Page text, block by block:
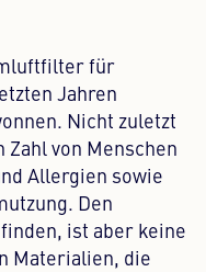
für
Jahren
Nicht zuletzt
von Menschen
Allergien sowie
Den
ist aber keine
Materialien, die